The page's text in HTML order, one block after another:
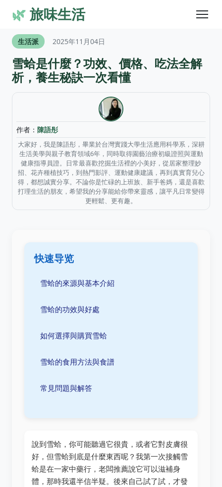
🌿旅味生活
生活派 2025年11月04日
雪蛤是什麼？功效、價格、吃法全解
析，養生秘訣一次看懂
作者： 陳語彤
大家好，我是陳語彤，畢業於台灣實踐大學生活應用科學系，深耕
生活美學與親子教育領域6年，同時取得園藝治療初級證照與運動
健康指導員證。日常最喜歡挖掘生活裡的小美好，從居家整理妙
招、花卉種植技巧，到熱門影評、運動健康建議，再到真實育兒心
得，都想誠實分享。不論你是忙碌的上班族、新手爸媽，還是喜歡
打理生活的朋友，希望我的分享能給你帶來靈感，讓平凡日常變得
更輕鬆、更有趣。
快速导览
雪蛤的來源與基本介紹
雪蛤的功效與好處
如何選擇與購買雪蛤
雪蛤的食用方法與食譜
常見問題與解答
說到雪蛤，你可能聽過它很貴，或者它對皮膚很
好，但雪蛤到底是什麼東西呢？我第一次接觸雪
蛤是在一家中藥行，老闆推薦說它可以滋補身
體，那時我還半信半疑。後來自己試了試，才發